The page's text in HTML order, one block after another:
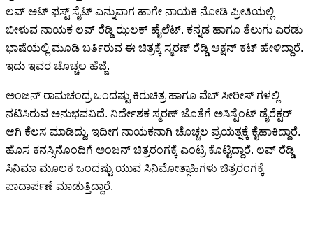
ಲವ್ ಅಟ್ ಫಸ್ಟ್ ಸೈಟ್ ಎನ್ನುವಾಗ ಹಾಗೇ ನಾಯಕಿ ನೋಡಿ ಪ್ರೀತಿಯಲ್ಲಿ
ಬೀಳುವ ನಾಯಕ ಲವ್ ರೆಡ್ಡಿ ಝಲಕ್ ಹೈಲೆಟ್. ಕನ್ನಡ ಹಾಗೂ ತೆಲುಗು ಎರಡು
ಭಾಷೆಯಲ್ಲಿ ಮೂಡಿ ಬರ್ತಿರುವ ಈ ಚಿತ್ರಕ್ಕೆ ಸ್ಮರಣ್ ರೆಡ್ಡಿ ಆಕ್ಷನ್ ಕಟ್ ಹೇಳಿದ್ದಾರೆ.
ಇದು ಇವರ ಚೊಚ್ಚಲ ಹೆಜ್ಜೆ.
ಅಂಜನ್ ರಾಮಚಂದ್ರ ಒಂದಷ್ಟು ಕಿರುಚಿತ್ರ ಹಾಗೂ ವೆಬ್ ಸೀರೀಸ್ ಗಳಲ್ಲಿ
ನಟಿಸಿರುವ ಅನುಭವವಿದೆ. ನಿರ್ದೇಶಕ ಸ್ಮರಣ್ ಜೊತೆಗೆ ಅಸಿಸ್ಟೆಂಟ್ ಡೈರೆಕ್ಟರ್
ಆಗಿ ಕೆಲಸ ಮಾಡಿದ್ದು, ಇದೀಗ ನಾಯಕನಾಗಿ ಚೊಚ್ಚಲ ಪ್ರಯತ್ನಕ್ಕೆ ಕೈಹಾಕಿದ್ದಾರೆ.
ಹೊಸ ಕನಸ್ಸಿನೊಂದಿಗೆ ಅಂಜನ್ ಚಿತ್ರರಂಗಕ್ಕೆ ಎಂಟ್ರಿ ಕೊಟ್ಟಿದ್ದಾರೆ. ಲವ್ ರೆಡ್ಡಿ
ಸಿನಿಮಾ ಮೂಲಕ ಒಂದಷ್ಟು ಯುವ ಸಿನಿಮೋತ್ಸಾಹಿಗಳು ಚಿತ್ರರಂಗಕ್ಕೆ
ಪಾದಾರ್ಪಣೆ ಮಾಡುತ್ತಿದ್ದಾರೆ.